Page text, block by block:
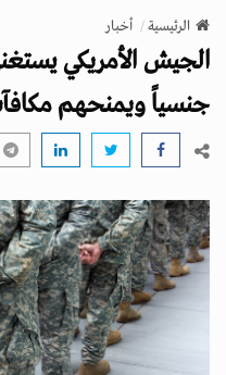
v
g
a
n
الرئيسية أخبار
الجيش الأمريكي
جنسياً ويمنحهم